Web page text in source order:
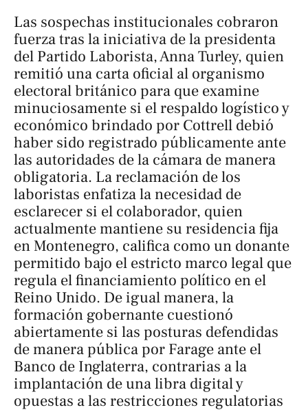
Las sospechas institucionales cobraron
fuerza tras la iniciativa de la presidenta
del Partido Laborista, Anna Turley, quien
remitió una carta oficial al organismo
electoral británico para que examine
minuciosamente si el respaldo logístico y
económico brindado por Cottrell debió
haber sido registrado públicamente ante
las autoridades de la cámara de manera
obligatoria. La reclamación de los
laboristas enfatiza la necesidad de
esclarecer si el colaborador, quien
actualmente mantiene su residencia fija
en Montenegro, califica como un donante
permitido bajo el estricto marco legal que
regula el financiamiento político en el
Reino Unido. De igual manera, la
formación gobernante cuestionó
abiertamente si las posturas defendidas
de manera pública por Farage ante el
Banco de Inglaterra, contrarias a la
implantación de una libra digital y
opuestas a las restricciones regulatorias